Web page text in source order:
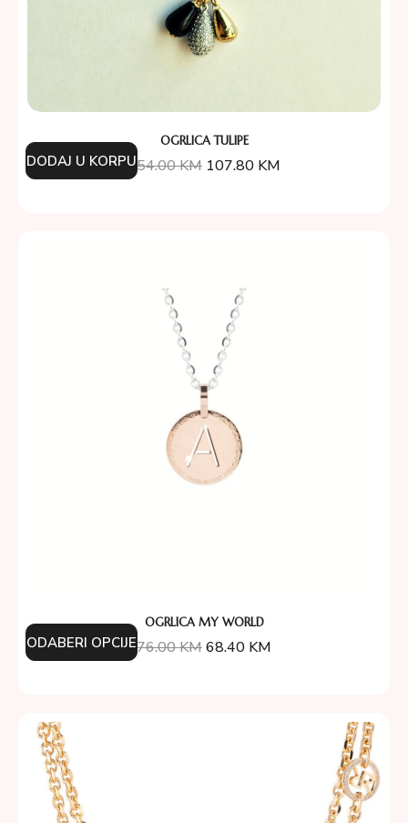
OGRLICA TULIPE
154.00KM 107.80 KM
DODAJ U KORPU
OGRLICA MY WORLD
76.00KM68.40 KM
ODABERI OPCIJE